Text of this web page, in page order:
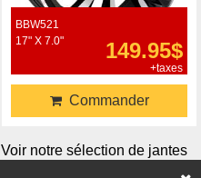
BBW521
17" X 7.0"
149.95$
+taxes
Commander
Voir notre sélection de jantes